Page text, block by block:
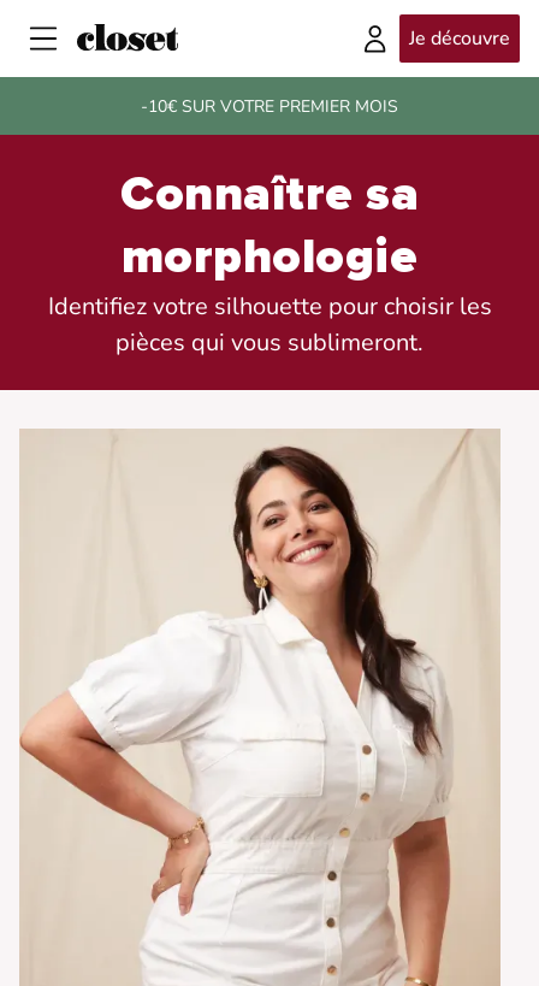
Je découvre
-10€ SUR VOTRE PREMIER MOIS
Connaître sa
morphologie
Identifiez votre silhouette pour choisir les
pièces qui vous sublimeront.